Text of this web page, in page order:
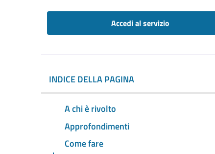
Accedi al servizio
INDICE DELLA PAGINA
A chi è rivolto
Approfondimenti
Come fare